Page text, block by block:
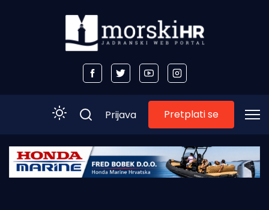
Početna
Prijava Pretplati se